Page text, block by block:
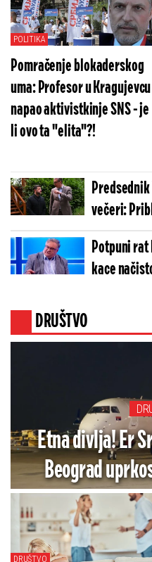
POLITIKA
Pomračenje blokaderskog
uma: Profesor u Kragujevcu
napao aktivistkinje SNS - je
li ovo ta "elita"?!
večeri:
našu
Potpuni rat
kace
DRUŠTVO
Etna divlja! Er
Beograd
DRUŠTVO